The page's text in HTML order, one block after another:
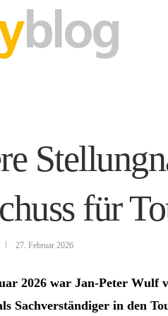
für
27. Februar 2026
2026 war Jan-Peter Wulf
Sachverständiger in den